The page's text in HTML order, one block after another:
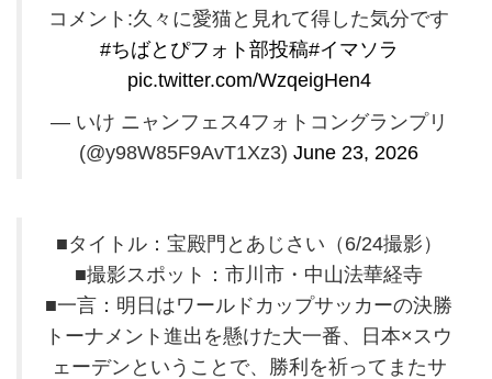
コメント:久々に愛猫と見れて得した気分です
#ちばとぴフォト部投稿#イマソラ
pic.twitter.com/WzqeigHen4
— いけ ニャンフェス4フォトコングランプリ
(@y98W85F9AvT1Xz3) June 23, 2026
■タイトル：宝殿門とあじさい（6/24撮影）
■撮影スポット：市川市・中山法華経寺
■一言：明日はワールドカップサッカーの決勝
トーナメント進出を懸けた大一番、日本×スウ
ェーデンということで、勝利を祈ってまたサ